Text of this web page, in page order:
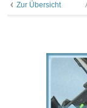
Zur Übersicht